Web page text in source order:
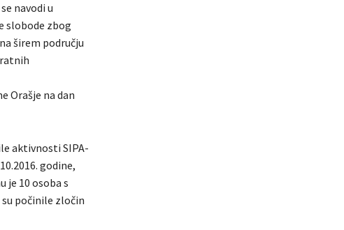
navodi u
slobode zbog
širem području
Orašje na dan
aktivnosti SIPA-
godine,
je 10 osoba s
počinile zločin